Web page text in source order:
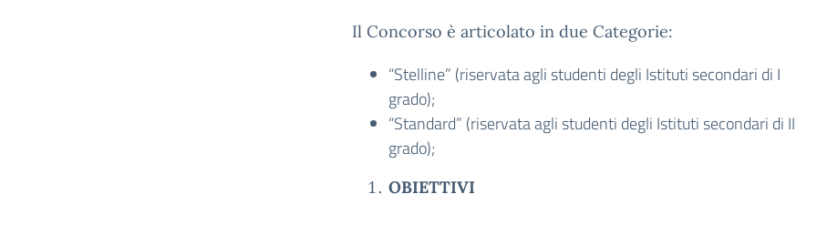
Il Concorso è articolato in due Categorie:
“Stelline” (riservata agli studenti degli Istituti secondari di I
grado);
“Standard” (riservata agli studenti degli Istituti secondari di II
grado);
OBIETTIVI